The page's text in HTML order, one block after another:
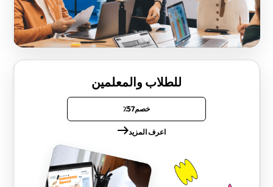
للطلاب والمعلمين
خصم57٪
اعرف المزيد